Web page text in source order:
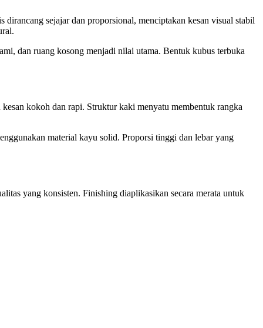
sejajar dan proporsional, menciptakan kesan visual stabil
dan ruang kosong menjadi nilai utama. Bentuk kubus terbuka
kokoh dan rapi. Struktur kaki menyatu membentuk rangka
material kayu solid. Proporsi tinggi dan lebar yang
yang konsisten. Finishing diaplikasikan secara merata untuk